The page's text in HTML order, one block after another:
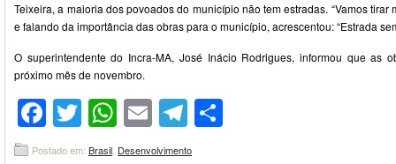
Teixeira, a maioria dos povoados do município não tem estradas. “Vamos tirar
e falando da importância das obras para o município, acrescentou: “Estrada
O superintendente do Incra-MA, José Inácio Rodrigues, informou que as
próximo mês de novembro.
Facebook
Twitter
WhatsApp
EmailTelegram
Postado em: Brasil Desenvolvimento